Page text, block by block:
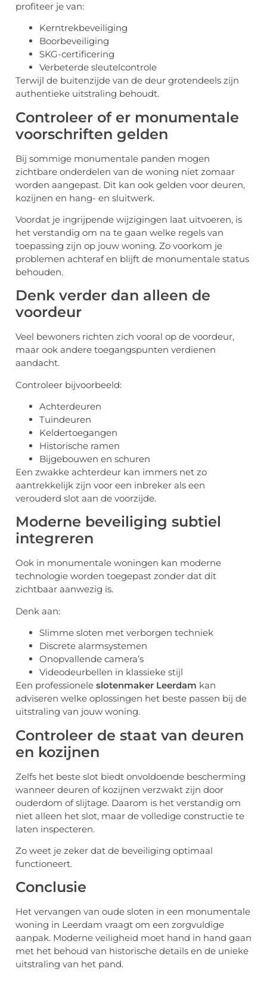
profiteer je van:
Kerntrekbeveiliging
Boorbeveiliging
SKG-certificering
Verbeterde sleutelcontrole
Terwijl de buitenzijde van de deur grotendeels zijn
authentieke uitstraling behoudt.
Controleer of er monumentale
voorschriften gelden
Bij sommige monumentale panden mogen
zichtbare onderdelen van de woning niet zomaar
worden aangepast. Dit kan ook gelden voor deuren,
kozijnen en hang- en sluitwerk.
Voordat je ingrijpende wijzigingen laat uitvoeren, is
het verstandig om na te gaan welke regels van
toepassing zijn op jouw woning. Zo voorkom je
problemen achteraf en blijft de monumentale status
behouden.
Denk verder dan alleen de
voordeur
Veel bewoners richten zich vooral op de voordeur,
maar ook andere toegangspunten verdienen
aandacht.
Controleer bijvoorbeeld:
Achterdeuren
Tuindeuren
Keldertoegangen
Historische ramen
Bijgebouwen en schuren
Een zwakke achterdeur kan immers net zo
aantrekkelijk zijn voor een inbreker als een
verouderd slot aan de voorzijde.
Moderne beveiliging subtiel
integreren
Ook in monumentale woningen kan moderne
technologie worden toegepast zonder dat dit
zichtbaar aanwezig is.
Denk aan:
Slimme sloten met verborgen techniek
Discrete alarmsystemen
Onopvallende camera’s
Videodeurbellen in klassieke stijl
Een professionele slotenmaker Leerdam kan
adviseren welke oplossingen het beste passen bij de
uitstraling van jouw woning.
Controleer de staat van deuren
en kozijnen
Zelfs het beste slot biedt onvoldoende bescherming
wanneer deuren of kozijnen verzwakt zijn door
ouderdom of slijtage. Daarom is het verstandig om
niet alleen het slot, maar de volledige constructie te
laten inspecteren.
Zo weet je zeker dat de beveiliging optimaal
functioneert.
Conclusie
Het vervangen van oude sloten in een monumentale
woning in Leerdam vraagt om een zorgvuldige
aanpak. Moderne veiligheid moet hand in hand gaan
met het behoud van historische details en de unieke
uitstraling van het pand.